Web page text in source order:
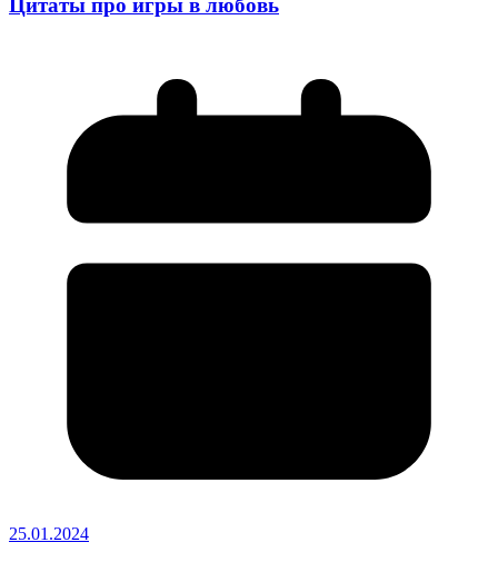
Цитаты про игры в любовь
25.01.2024